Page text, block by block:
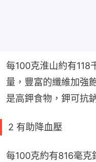
每100克淮山約有118
量，豐富的纖維加強
是高鉀食物，鉀可抗
2 有助降血壓
每100克約有816毫克